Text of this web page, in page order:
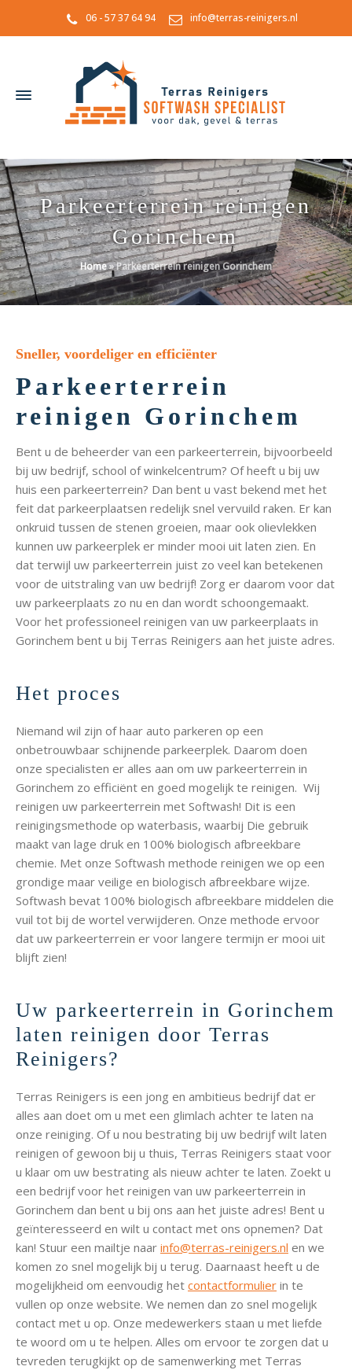
06 - 57 37 64 94 info@terras-reinigers.nl
Parkeerterrein reinigen
Gorinchem
Home»Parkeerterrein reinigen Gorinchem
Sneller, voordeliger en efficiënter
Parkeerterrein
reinigen Gorinchem
Bent u de beheerder van een parkeerterrein, bijvoorbeeld
bij uw bedrijf, school of winkelcentrum? Of heeft u bij uw
huis een parkeerterrein? Dan bent u vast bekend met het
feit dat parkeerplaatsen redelijk snel vervuild raken. Er kan
onkruid tussen de stenen groeien, maar ook olievlekken
kunnen uw parkeerplek er minder mooi uit laten zien. En
dat terwijl uw parkeerterrein juist zo veel kan betekenen
voor de uitstraling van uw bedrijf! Zorg er daarom voor dat
uw parkeerplaats zo nu en dan wordt schoongemaakt.
Voor het professioneel reinigen van uw parkeerplaats in
Gorinchem bent u bij Terras Reinigers aan het juiste adres.
Het proces
Niemand wil zijn of haar auto parkeren op een
onbetrouwbaar schijnende parkeerplek. Daarom doen
onze specialisten er alles aan om uw parkeerterrein in
Gorinchem zo efficiënt en goed mogelijk te reinigen. Wij
reinigen uw parkeerterrein met Softwash! Dit is een
reinigingsmethode op waterbasis, waarbij Die gebruik
maakt van lage druk en 100% biologisch afbreekbare
chemie. Met onze Softwash methode reinigen we op een
grondige maar veilige en biologisch afbreekbare wijze.
Softwash bevat 100% biologisch afbreekbare middelen die
vuil tot bij de wortel verwijderen. Onze methode ervoor
dat uw parkeerterrein er voor langere termijn er mooi uit
blijft zien!
Uw parkeerterrein in Gorinchem
laten reinigen door Terras
Reinigers?
Terras Reinigers is een jong en ambitieus bedrijf dat er
alles aan doet om u met een glimlach achter te laten na
onze reiniging. Of u nou bestrating bij uw bedrijf wilt laten
reinigen of gewoon bij u thuis, Terras Reinigers staat voor
u klaar om uw bestrating als nieuw achter te laten. Zoekt u
een bedrijf voor het reinigen van uw parkeerterrein in
Gorinchem dan bent u bij ons aan het juiste adres! Bent u
geïnteresseerd en wilt u contact met ons opnemen? Dat
kan! Stuur een mailtje naar info@terras-reinigers.nl en we
komen zo snel mogelijk bij u terug. Daarnaast heeft u de
mogelijkheid om eenvoudig het contactformulier in te
vullen op onze website. We nemen dan zo snel mogelijk
contact met u op. Onze medewerkers staan u met liefde
te woord om u te helpen. Alles om ervoor te zorgen dat u
tevreden terugkijkt op de samenwerking met Terras